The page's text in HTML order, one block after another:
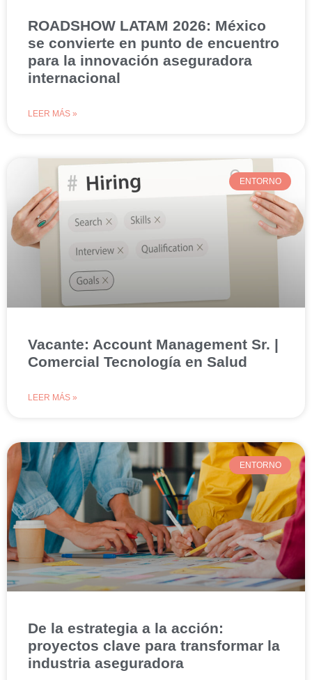
ROADSHOW LATAM 2026: México
se convierte en punto de encuentro
para la innovación aseguradora
internacional
LEER MÁS »
ENTORNO
Vacante: Account Management Sr. |
Comercial Tecnología en Salud
LEER MÁS »
ENTORNO
De la estrategia a la acción:
proyectos clave para transformar la
industria aseguradora